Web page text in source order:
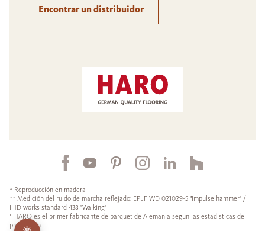
Encontrar un distribuidor
* Reproducción en madera
** Medición del ruido de marcha reflejado: EPLF WD 021029-5 "Impulse hammer" /
IHD works standard 438 "Walking"
¹ HARO es el primer fabricante de parquet de Alemania según las estadísticas de
producción.